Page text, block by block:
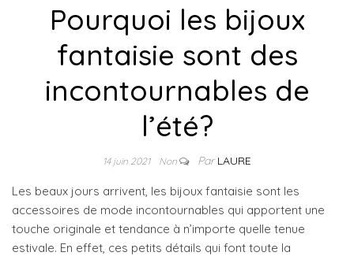
Pourquoi les bijoux
fantaisie sont des
incontournables de
l’été?
14 juin 2021 Non ParLAURE
Les beaux jours arrivent, les bijoux fantaisie sont les
accessoires de mode incontournables qui apportent une
touche originale et tendance à n’importe quelle tenue
estivale. En effet, ces petits détails qui font toute la